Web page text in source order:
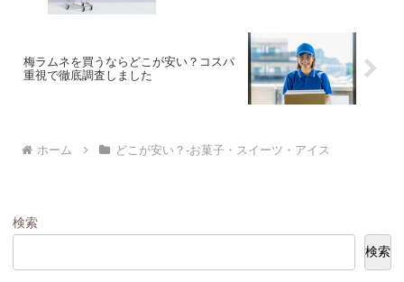
梅ラムネを買うならどこが安い？コスパ
重視で徹底調査しました
ホーム どこが安い？-お菓子・スイーツ・アイス
検索
検索